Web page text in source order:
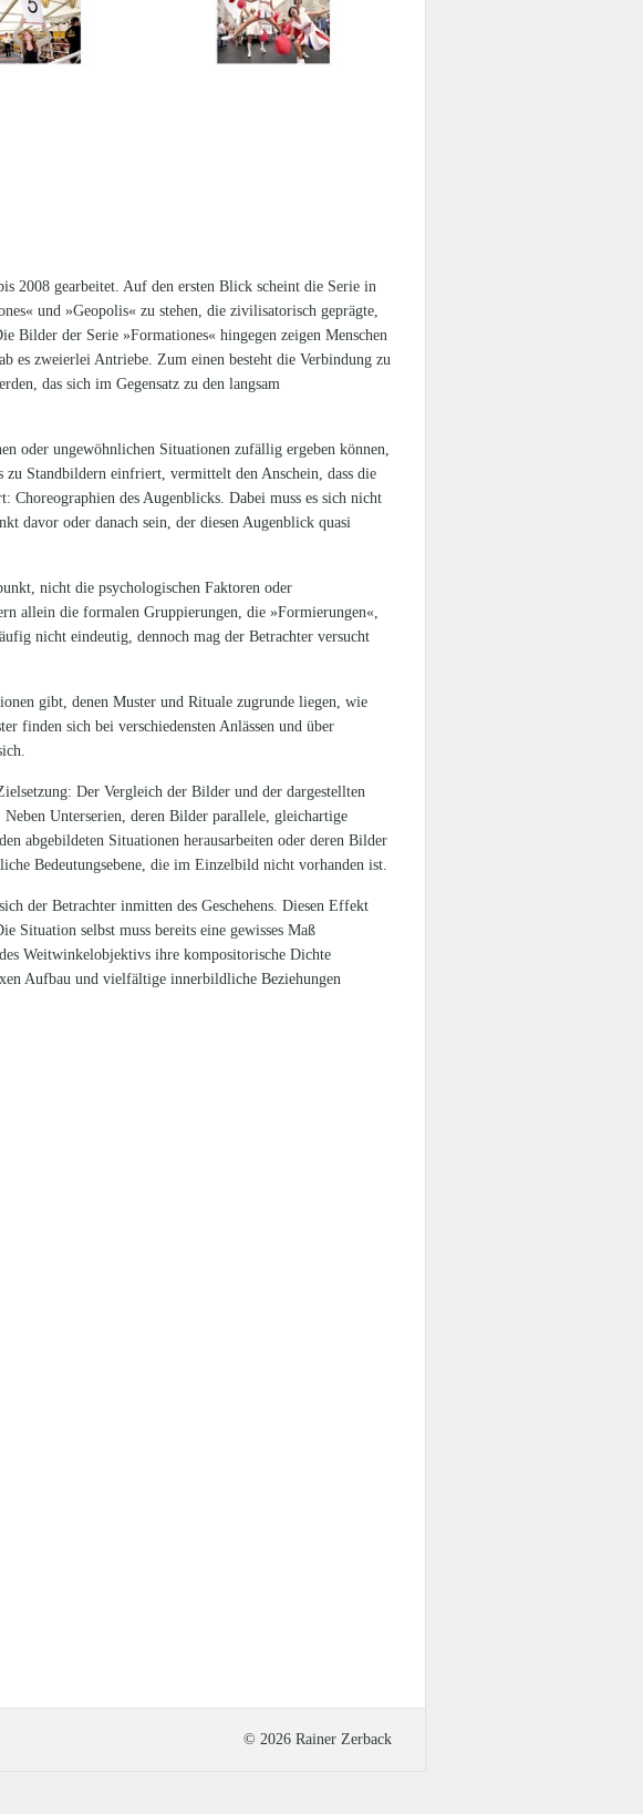
2008 gearbeitet. Auf den ersten Blick scheint die Serie in
und »Geopolis« zu stehen, die zivilisatorisch geprägte,
Bilder der Serie »Formationes« hingegen zeigen Menschen
es zweierlei Antriebe. Zum einen besteht die Verbindung zu
das sich im Gegensatz zu den langsam
oder ungewöhnlichen Situationen zufällig ergeben können,
Standbildern einfriert, vermittelt den Anschein, dass die
des Augenblicks. Dabei muss es sich nicht
davor oder danach sein, der diesen Augenblick quasi
nicht die psychologischen Faktoren oder
allein die formalen Gruppierungen, die »Formierungen«,
nicht eindeutig, dennoch mag der Betrachter versucht
gibt, denen Muster und Rituale zugrunde liegen, wie
finden sich bei verschiedensten Anlässen und über
Der Vergleich der Bilder und der dargestellten
Unterserien, deren Bilder parallele, gleichartige
abgebildeten Situationen herausarbeiten oder deren Bilder
Bedeutungsebene, die im Einzelbild nicht vorhanden ist.
der Betrachter inmitten des Geschehens. Diesen Effekt
Situation selbst muss bereits eine gewisses Maß
Weitwinkelobjektivs ihre kompositorische Dichte
Aufbau und vielfältige innerbildliche Beziehungen
© 2026 Rainer Zerback